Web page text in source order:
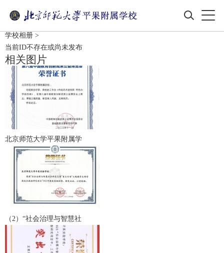
学校相册 >
当前ID不存在或尚未发布
相关图片
北京师范大学平果附属学
（2）“社会治理与智慧社